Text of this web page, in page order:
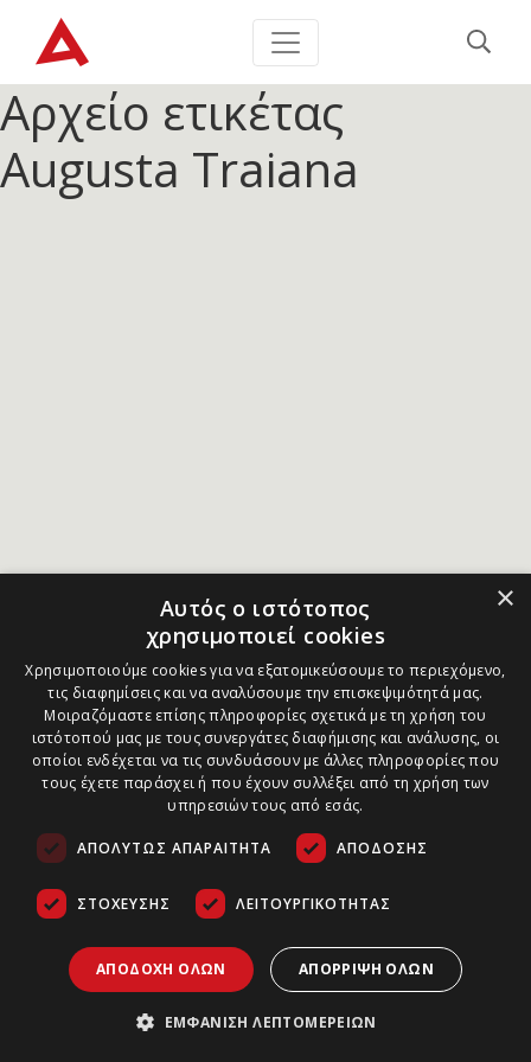
Αρχείο ετικέτας
Augusta Traiana
×
Αυτός ο ιστότοπος
χρησιμοποιεί cookies
Χρησιμοποιούμε cookies για να εξατομικεύσουμε το περιεχόμενο,
τις διαφημίσεις και να αναλύσουμε την επισκεψιμότητά μας.
Μοιραζόμαστε επίσης πληροφορίες σχετικά με τη χρήση του
ιστότοπού μας με τους συνεργάτες διαφήμισης και ανάλυσης, οι
οποίοι ενδέχεται να τις συνδυάσουν με άλλες πληροφορίες που
τους έχετε παράσχει ή που έχουν συλλέξει από τη χρήση των
υπηρεσιών τους από εσάς.
ΑΠΟΛΎΤΩΣ ΑΠΑΡΑΊΤΗΤΑ ΑΠΌΔΟΣΗΣ
ΣΤΌΧΕΥΣΗΣ ΛΕΙΤΟΥΡΓΙΚΌΤΗΤΑΣ
ΑΠΟΔΟΧΉ ΌΛΩΝ ΑΠΌΡΡΙΨΗ ΌΛΩΝ
ΕΜΦΆΝΙΣΗ ΛΕΠΤΟΜΕΡΕΙΏΝ